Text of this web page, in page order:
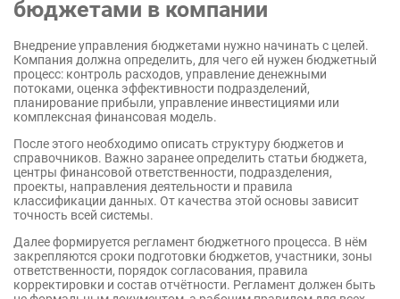
бюджетами в компании
Внедрение управления бюджетами нужно начинать с целей.
Компания должна определить, для чего ей нужен бюджетный
процесс: контроль расходов, управление денежными
потоками, оценка эффективности подразделений,
планирование прибыли, управление инвестициями или
комплексная финансовая модель.
После этого необходимо описать структуру бюджетов и
справочников. Важно заранее определить статьи бюджета,
центры финансовой ответственности, подразделения,
проекты, направления деятельности и правила
классификации данных. От качества этой основы зависит
точность всей системы.
Далее формируется регламент бюджетного процесса. В нём
закрепляются сроки подготовки бюджетов, участники, зоны
ответственности, порядок согласования, правила
корректировки и состав отчётности. Регламент должен быть